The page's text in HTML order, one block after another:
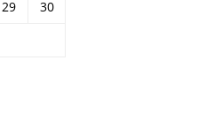
29
30